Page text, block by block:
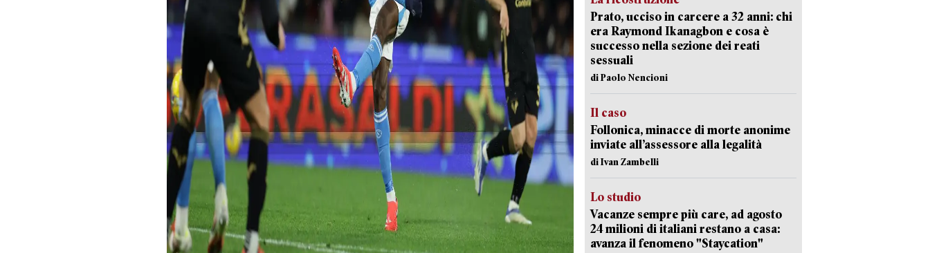
Prato, ucciso in carcere a 32 anni: chi
era Raymond Ikanagbon e cosa è
successo nella sezione dei reati
sessuali
di Paolo Nencioni
Il caso
Follonica, minacce di morte anonime
inviate all’assessore alla legalità
di Ivan Zambelli
Lo studio
Vacanze sempre più care, ad agosto
24 milioni di italiani restano a casa:
avanza il fenomeno "Staycation"